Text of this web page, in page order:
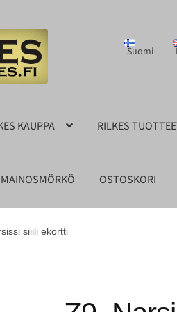
Suomi
KAUPPA RILKES
MAINOSMÖRKÖ OSTOSKORI
siiili ekortti